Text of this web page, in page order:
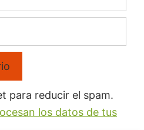
para reducir el spam.
los datos de tus